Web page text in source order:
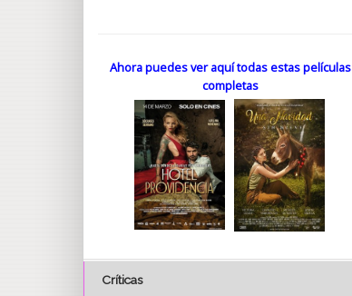
Ahora puedes ver aquí todas estas películas
completas
Críticas